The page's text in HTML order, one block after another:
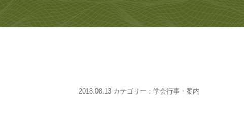
2018.08.13 カテゴリー： 学会行事・案内